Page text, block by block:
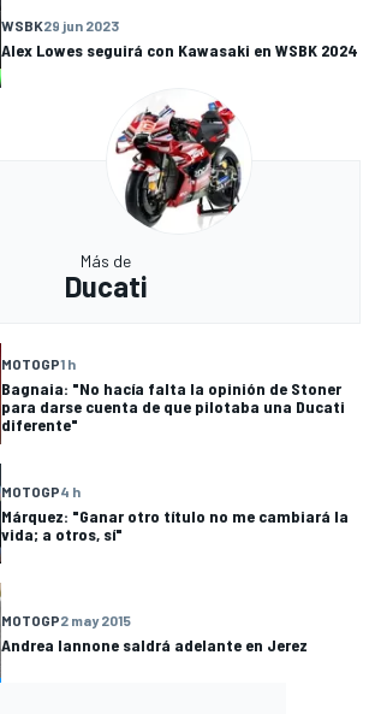
WSBK29 jun 2023
Alex Lowes seguirá con Kawasaki en WSBK 2024
Más de
Ducati
MOTOGP1 h
Bagnaia: "No hacía falta la opinión de Stoner
para darse cuenta de que pilotaba una Ducati
diferente"
MOTOGP4 h
Márquez: "Ganar otro título no me cambiará la
vida; a otros, sí"
MOTOGP2 may 2015
Andrea Iannone saldrá adelante en Jerez